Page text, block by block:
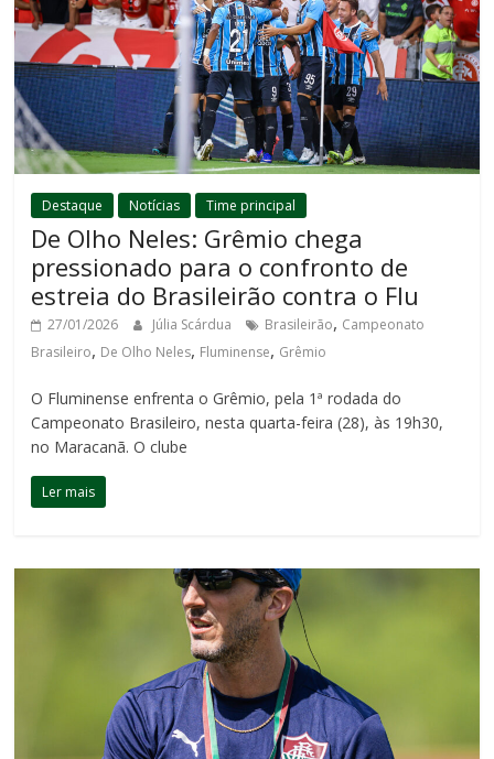
Destaque Notícias Time principal
De Olho Neles: Grêmio chega
pressionado para o confronto de
estreia do Brasileirão contra o Flu
27/01/2026 Júlia Scárdua Brasileirão, Campeonato
Brasileiro, De Olho Neles, Fluminense, Grêmio
O Fluminense enfrenta o Grêmio, pela 1ª rodada do
Campeonato Brasileiro, nesta quarta-feira (28), às 19h30,
no Maracanã. O clube
Ler mais